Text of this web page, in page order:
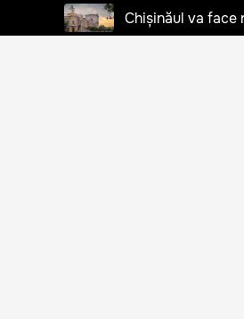
Chișinăul va face